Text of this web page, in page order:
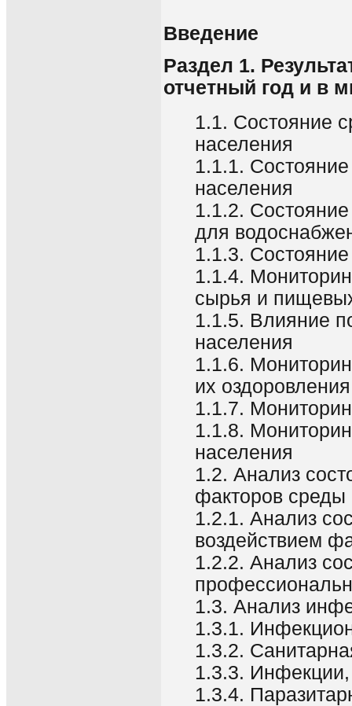
Введение
Раздел 1.
отчетный год и в
1.1. Состояние
населения
1.1.1.
населения
1.1.2.
для
1.1.3.
1.1.4.
сырья и
1.1.5. Влияние
населения
1.1.6.
их оздоровления
1.1.7.
1.1.8.
населения
1.2. Анализ
факторов среды
1.2.1. Анализ
воздействием
1.2.2. Анализ
1.3. Анализ
1.3.1.
1.3.2.
1.3.3.
1.3.4.